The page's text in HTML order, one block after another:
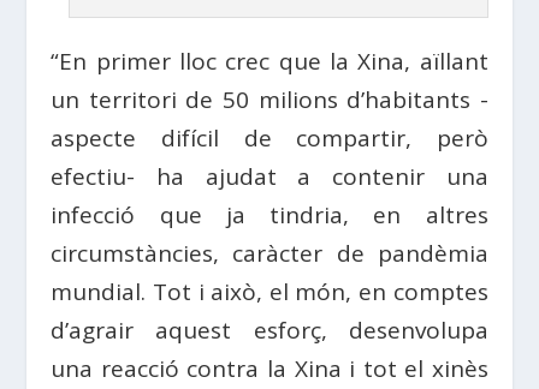
“En primer lloc crec que la Xina, aïllant
un territori de 50 milions d’habitants -
aspecte difícil de compartir, però
efectiu- ha ajudat a contenir una
infecció que ja tindria, en altres
circumstàncies, caràcter de pandèmia
mundial. Tot i això, el món, en comptes
d’agrair aquest esforç, desenvolupa
una reacció contra la Xina i tot el xinès